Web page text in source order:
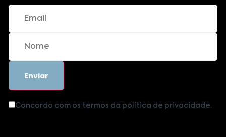
Concordo com os termos da política de privacidade.